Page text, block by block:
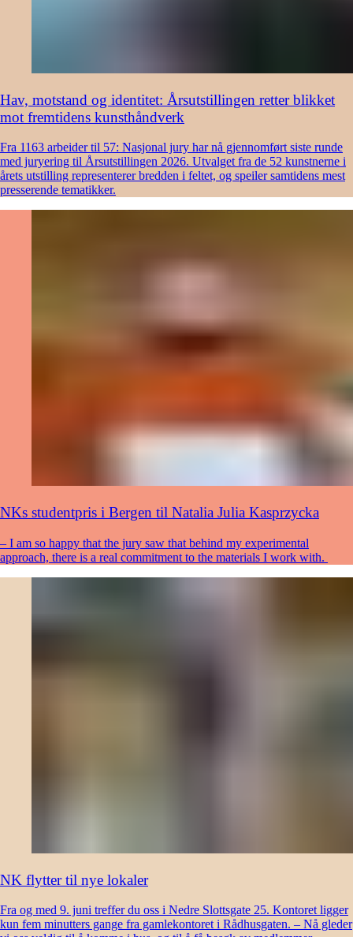
Hav, motstand og identitet: Årsutstillingen retter blikket
mot fremtidens kunsthåndverk
Fra 1163 arbeider til 57: Nasjonal jury har nå gjennomført siste runde
med juryering til Årsutstillingen 2026. Utvalget fra de 52 kunstnerne i
årets utstilling representerer bredden i feltet, og speiler samtidens mest
presserende tematikker.
NKs studentpris i Bergen til Natalia Julia Kasprzycka
– I am so happy that the jury saw that behind my experimental
approach, there is a real commitment to the materials I work with.
NK flytter til nye lokaler
Fra og med 9. juni treffer du oss i Nedre Slottsgate 25. Kontoret ligger
kun fem minutters gange fra gamlekontoret i Rådhusgaten. – Nå gleder